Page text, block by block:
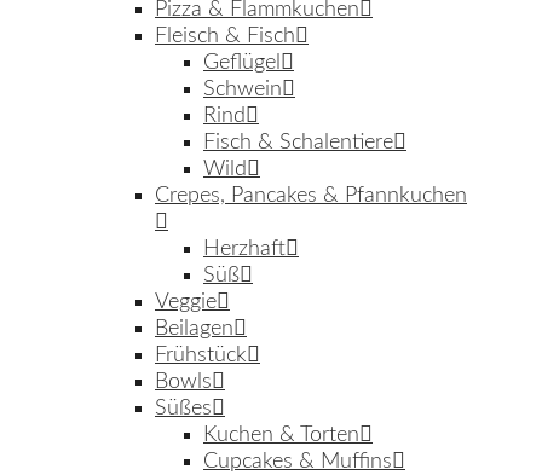
Pizza & Flammkuchen
Fleisch & Fisch
Geflügel
Schwein
Rind
Fisch & Schalentiere
Wild
Crepes, Pancakes & Pfannkuchen
Herzhaft
Süß
Veggie
Beilagen
Frühstück
Bowls
Süßes
Kuchen & Torten
Cupcakes & Muffins